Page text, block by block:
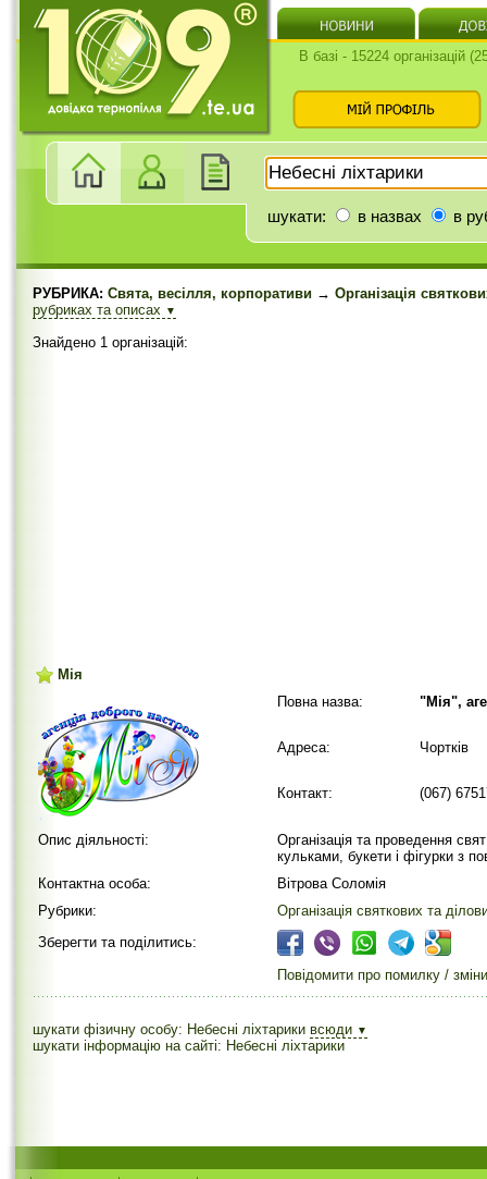
В базі - 15224 організацій
шукати: в назвах в
РУБРИКА: Свята, весілля, корпоративи → Організація
рубриках та описах ▼
Знайдено 1 організацій:
Мія
Повна назва:
"Мія",
Адреса: Чортків
Контакт: (067)
Опис діяльності:
Організація та проведення
кульками, букети і фігурки з
Контактна особа:
Вітрова Соломія
Рубрики:
Організація святкових та
Зберегти та поділитись:
Повідомити про помилку / зміни
шукати фізичну особу: Небесні ліхтарики всюди ▼
шукати інформацію на сайті: Небесні ліхтарики